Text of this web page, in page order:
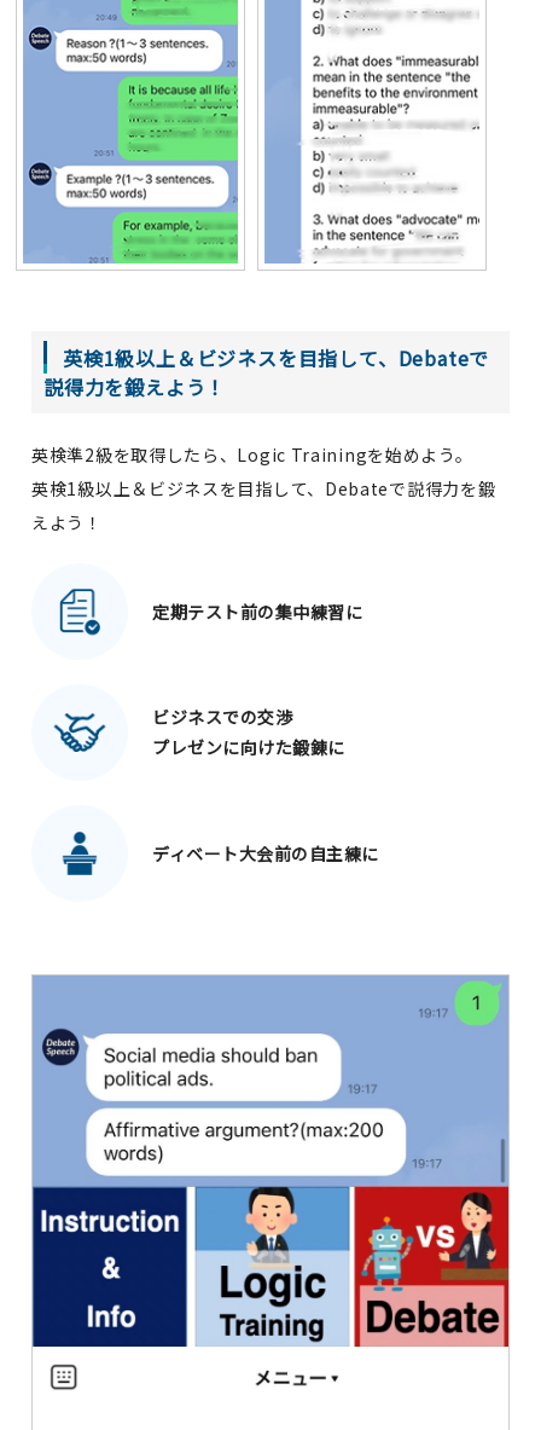
英検1級以上＆ビジネスを目指して、Debateで
説得力を鍛えよう！
英検準2級を取得したら、Logic Trainingを始めよう。
英検1級以上＆ビジネスを目指して、Debateで説得力を鍛
えよう！
定期テスト前の集中練習に
ビジネスでの交渉
プレゼンに向けた鍛錬に
ディベート大会前の自主練に